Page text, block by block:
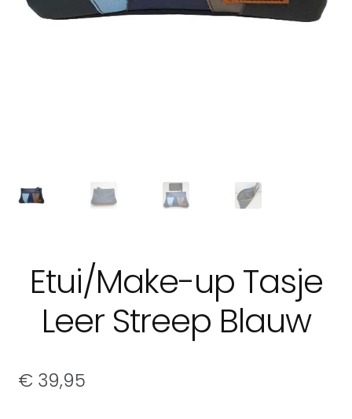
Etui/Make-up Tasje
Leer Streep Blauw
€ 39,95